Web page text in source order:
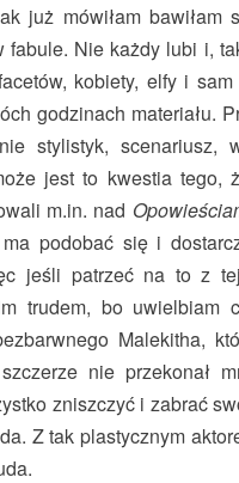
już mówiłam bawiłam
fabule. Nie każdy lubi i,
kobiety, elfy i
godzinach materiału.
stylistyk,
jest to kwestia tego,
m.in. nad
podobać się i
jeśli patrzeć na to z
trudem, bo uwielbiam
Malekitha,
nie przekonał
zniszczyć i zabrać
Z tak plastycznym